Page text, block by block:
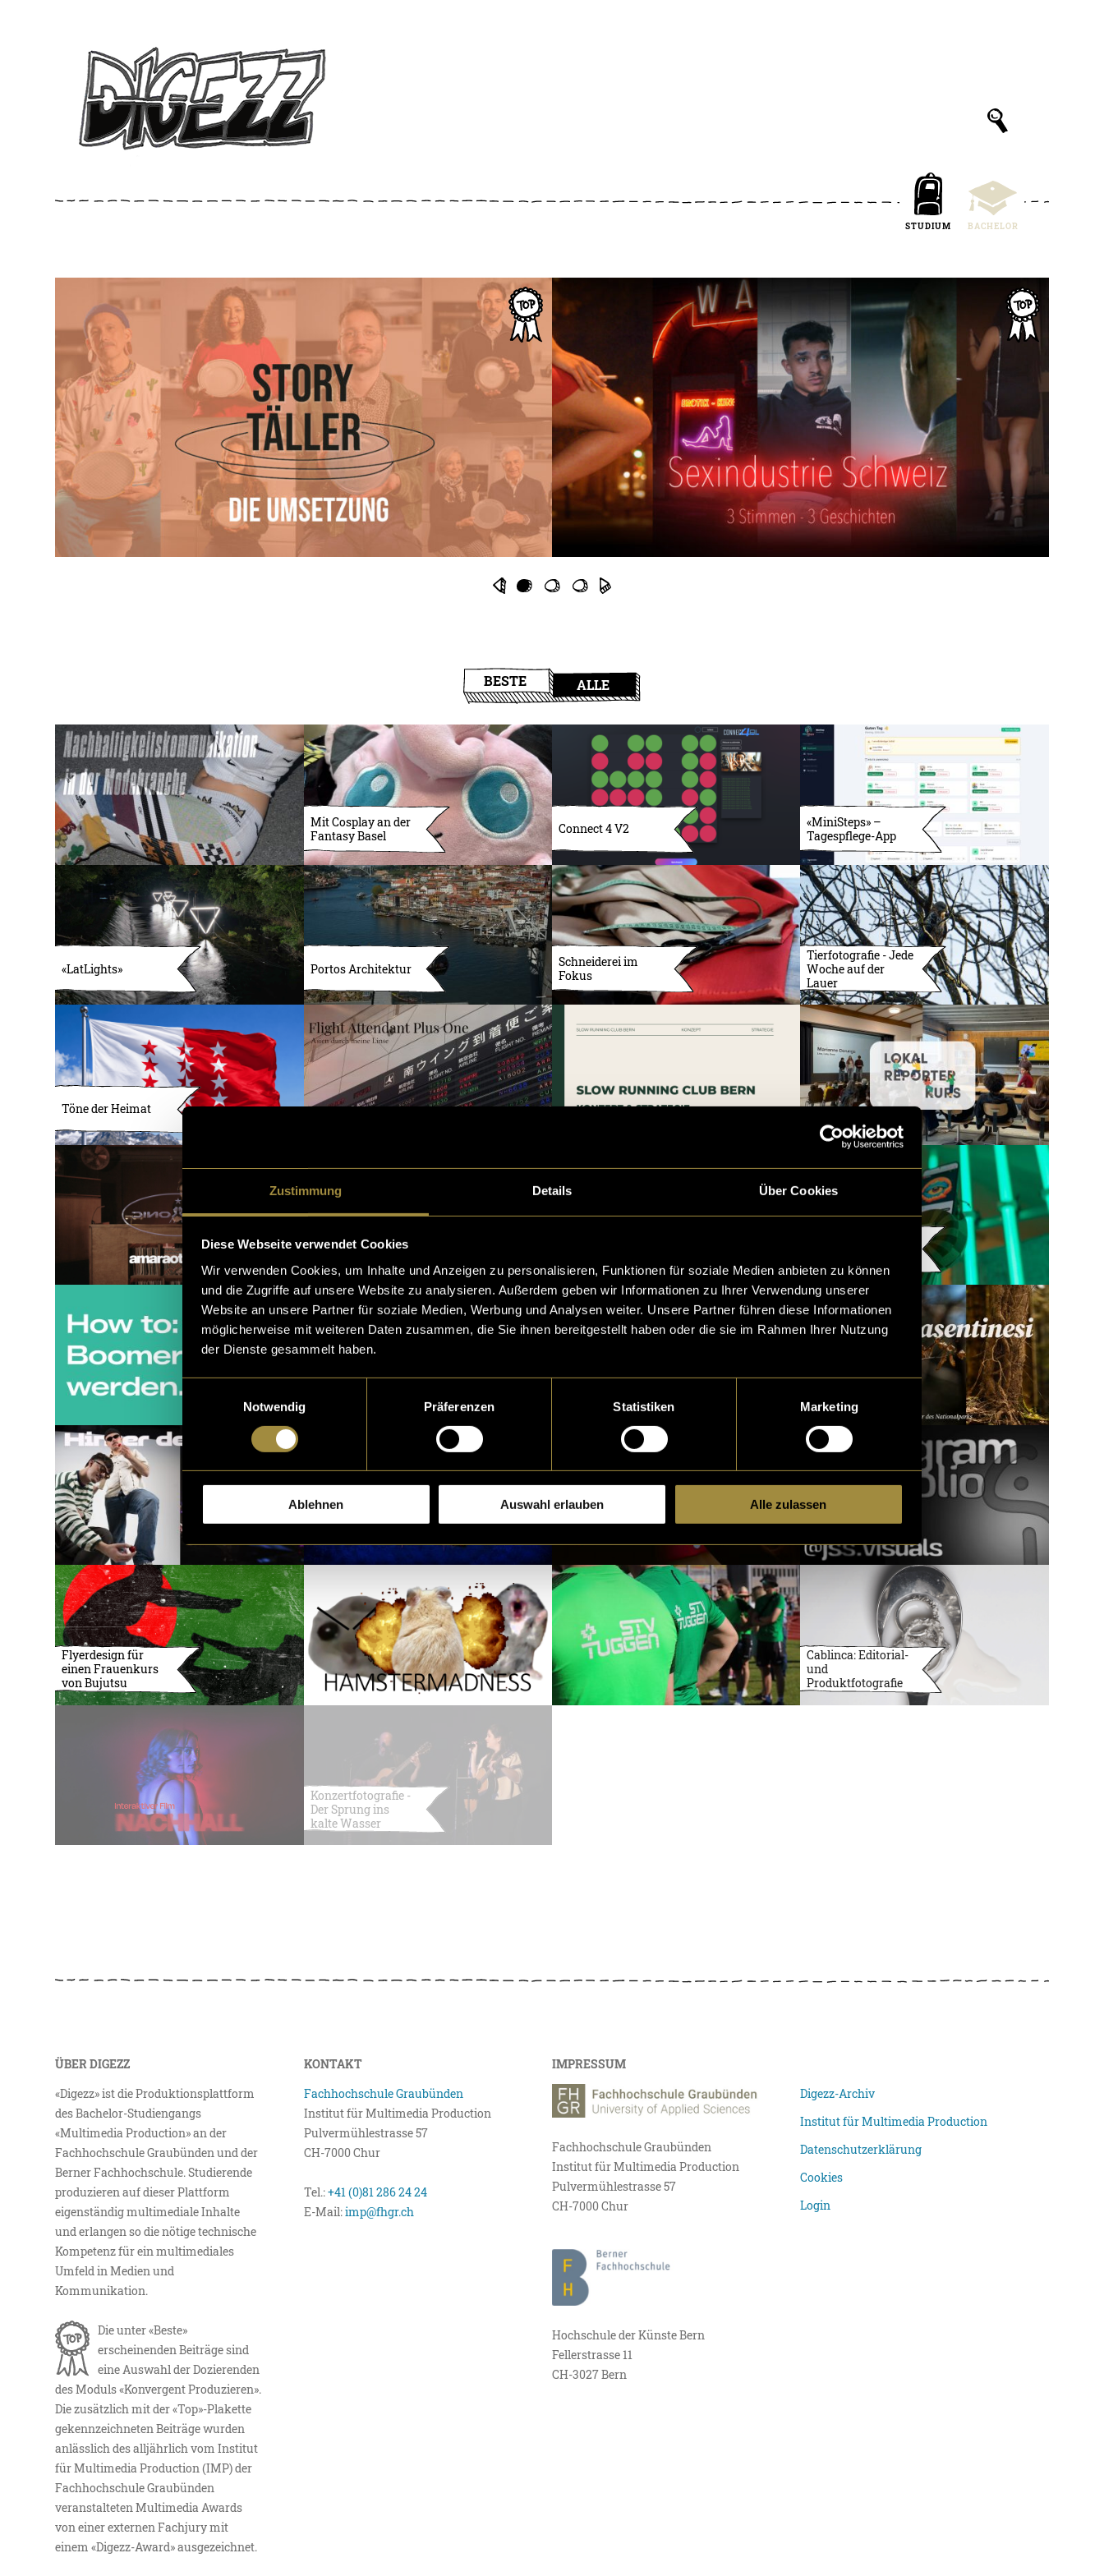
Zustimmung Details Über Cookies
Diese Webseite verwendet Cookies
Wir verwenden Cookies, um Inhalte und Anzeigen zu personalisieren, Funktionen für soziale Medien anbieten zu können
und die Zugriffe auf unsere Website zu analysieren. Außerdem geben wir Informationen zu Ihrer Verwendung unserer
Website an unsere Partner für soziale Medien, Werbung und Analysen weiter. Unsere Partner führen diese Informationen
möglicherweise mit weiteren Daten zusammen, die Sie ihnen bereitgestellt haben oder die sie im Rahmen Ihrer Nutzung
der Dienste gesammelt haben.
Notwendig
Präferenzen Statistiken Marketing
Ablehnen Auswahl erlauben Alle zulassen
STUDIUM BACHELOR
BESTE ALLE
Mit Cosplay an der
Fantasy Basel
Connect 4 V2
«MiniSteps» –
Tagespflege-App
«LatLights» Portos Architektur
Schneiderei im
Fokus
Tierfotografie - Jede
Woche auf der
Lauer
Töne der Heimat
Flyerdesign für
einen Frauenkurs
von Bujutsu
Cablinca: Editorial-
und
Produktfotografie
Konzertfotografie -
Der Sprung ins
kalte Wasser
ÜBER DIGEZZ
«Digezz» ist die Produktionsplattform
des Bachelor-Studiengangs
«Multimedia Production» an der
Fachhochschule Graubünden und der
Berner Fachhochschule. Studierende
produzieren auf dieser Plattform
eigenständig multimediale Inhalte
und erlangen so die nötige technische
Kompetenz für ein multimediales
Umfeld in Medien und
Kommunikation.
Die unter «Beste»
erscheinenden Beiträge sind
eine Auswahl der Dozierenden
des Moduls «Konvergent Produzieren».
Die zusätzlich mit der «Top»-Plakette
gekennzeichneten Beiträge wurden
anlässlich des alljährlich vom Institut
für Multimedia Production (IMP) der
Fachhochschule Graubünden
veranstalteten Multimedia Awards
von einer externen Fachjury mit
einem «Digezz-Award» ausgezeichnet.
KONTAKT
Fachhochschule Graubünden
Institut für Multimedia Production
Pulvermühlestrasse 57
CH-7000 Chur
Tel.:+41 (0)81 286 24 24
E-Mail:imp@fhgr.ch
IMPRESSUM
Fachhochschule Graubünden
Institut für Multimedia Production
Pulvermühlestrasse 57
CH-7000 Chur
Hochschule der Künste Bern
Fellerstrasse 11
CH-3027 Bern
Digezz-Archiv
Institut für Multimedia Production
Datenschutzerklärung
Cookies
Login